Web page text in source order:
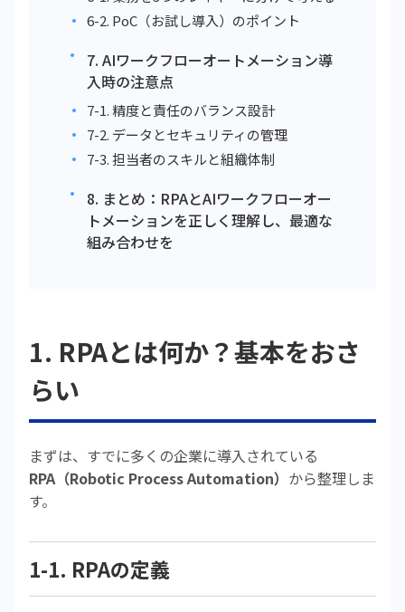
6-2. PoC（お試し導入）のポイント
7. AIワークフローオートメーション導
入時の注意点
7-1. 精度と責任のバランス設計
7-2. データとセキュリティの管理
7-3. 担当者のスキルと組織体制
8. まとめ：RPAとAIワークフローオー
トメーションを正しく理解し、最適な
組み合わせを
1. RPAとは何か？基本をおさ
らい
まずは、すでに多くの企業に導入されている
RPA（Robotic Process Automation） から整理しま
す。
1-1. RPAの定義